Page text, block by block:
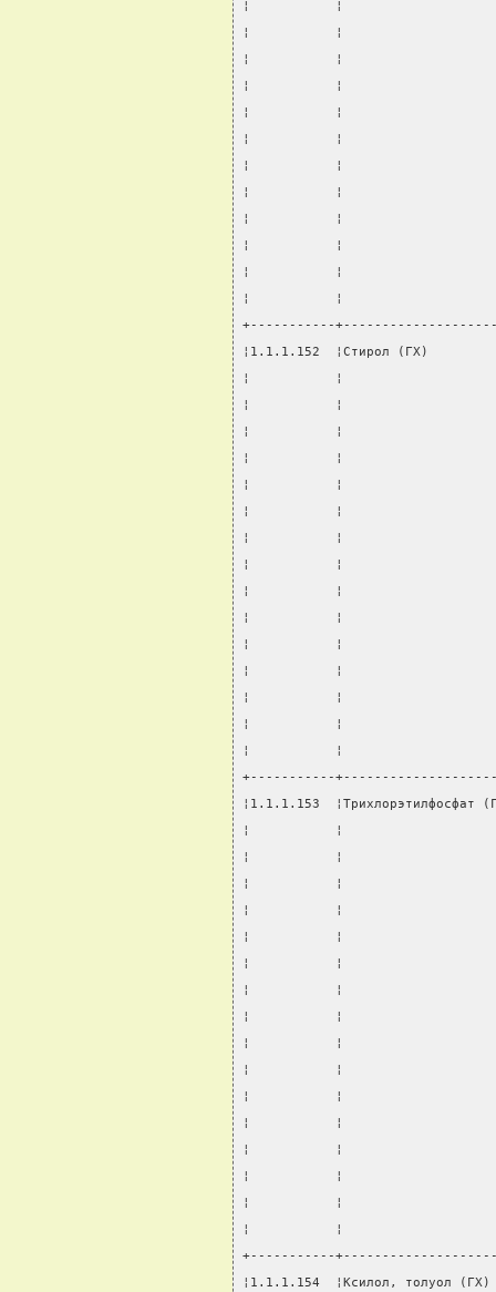
¦           ¦
¦           ¦
¦           ¦
¦           ¦
¦           ¦
¦           ¦
¦           ¦
¦           ¦
¦           ¦
¦           ¦
¦           ¦
¦           ¦
+-----------
¦1.1.1.152  ¦Стирол (ГХ)
¦           ¦
¦           ¦
¦           ¦
¦           ¦
¦           ¦
¦           ¦
¦           ¦
¦           ¦
¦           ¦
¦           ¦
¦           ¦
¦           ¦
¦           ¦
¦           ¦
¦           ¦
+-----------
¦1.1.1.153
¦           ¦
¦           ¦
¦           ¦
¦           ¦
¦           ¦
¦           ¦
¦           ¦
¦           ¦
¦           ¦
¦           ¦
¦           ¦
¦           ¦
¦           ¦
¦           ¦
¦           ¦
¦           ¦
+-----------
¦1.1.1.154  ¦Ксилол, толуол